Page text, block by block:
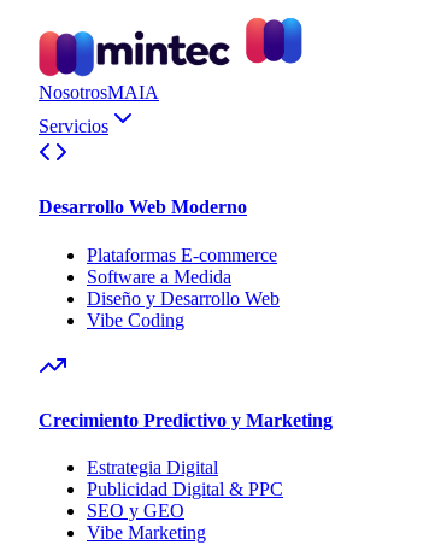
NosotrosMAIA
Servicios
Desarrollo Web Moderno
Plataformas E-commerce
Software a Medida
Diseño y Desarrollo Web
Vibe Coding
Crecimiento Predictivo y Marketing
Estrategia Digital
Publicidad Digital & PPC
SEO y GEO
Vibe Marketing